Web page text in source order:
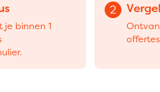
binnen 1
2